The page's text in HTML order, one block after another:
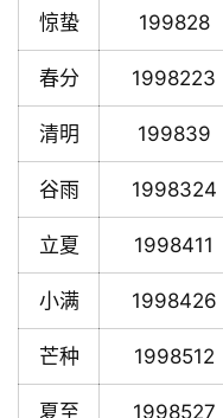
惊蛰 199828
春分 1998223
清明 199839
谷雨 1998324
立夏 1998411
小满 1998426
芒种 1998512
夏至 1998527